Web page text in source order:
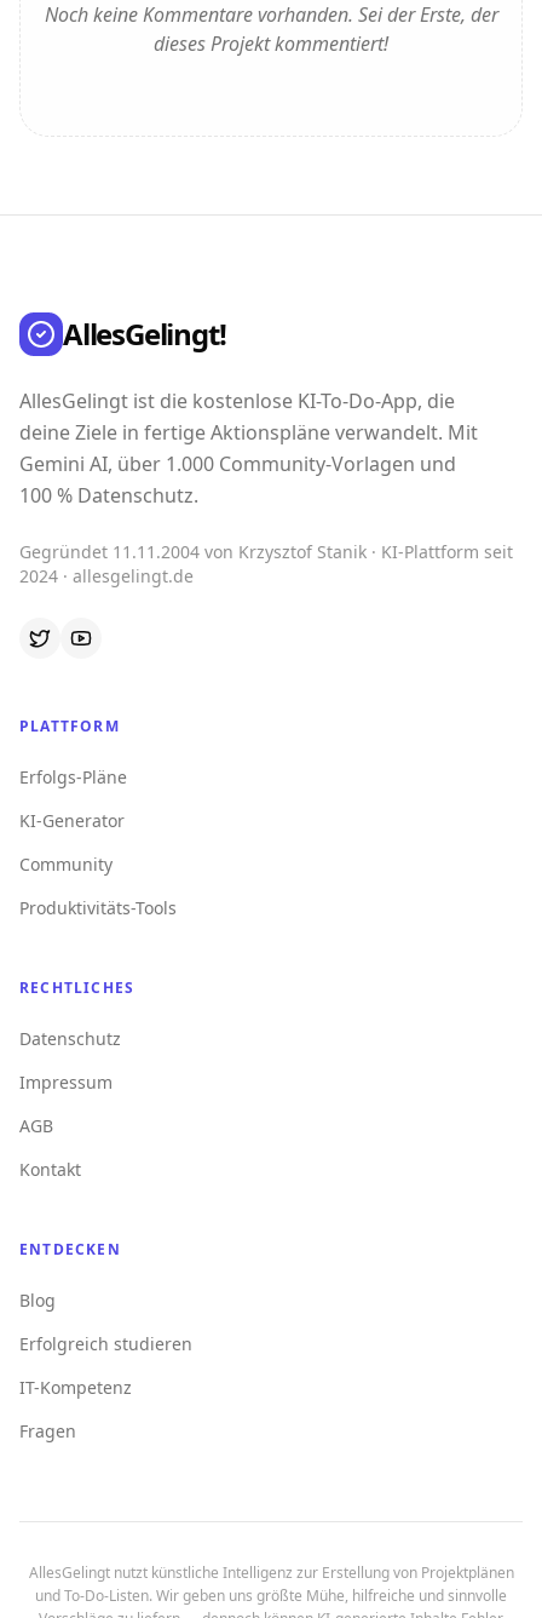
Noch keine Kommentare vorhanden. Sei der Erste, der
dieses Projekt kommentiert!
AllesGelingt!
AllesGelingt ist die kostenlose KI-To-Do-App, die
deine Ziele in fertige Aktionspläne verwandelt. Mit
Gemini AI, über 1.000 Community-Vorlagen und
100 % Datenschutz.
Gegründet 11.11.2004 von Krzysztof Stanik · KI-Plattform seit
2024 · allesgelingt.de
PLATTFORM
Erfolgs-Pläne
KI-Generator
Community
Produktivitäts-Tools
RECHTLICHES
Datenschutz
Impressum
AGB
Kontakt
ENTDECKEN
Blog
Erfolgreich studieren
IT-Kompetenz
Fragen
AllesGelingt nutzt künstliche Intelligenz zur Erstellung von Projektplänen
und To-Do-Listen. Wir geben uns größte Mühe, hilfreiche und sinnvolle